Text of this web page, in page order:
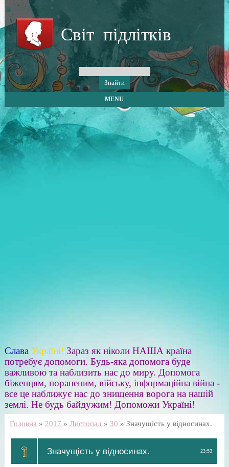
Світ підлітків
MENU
Слава Україні! Зараз як ніколи НАША країна
потребує допомоги. Будь-яка допомога буде
важливою та наблизить нас до миру. Допомога
біженцям, пораненим, війську, інформаційна війна -
все це наближує нас до знищення ворога на нашій
землі. Не будь байдужим! Допоможи Україні!
Головна » 2017 » Листопад » 30 » Значущість у відносинах.
23:53
Значущість у відносинах.